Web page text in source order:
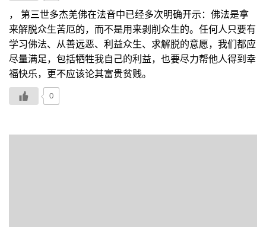
， 第三世多杰羌佛在法音中已经多次明确开示：佛法是拿
来解脱众生苦厄的，而不是用来剥削众生的。任何人只要有
学习佛法、从善远恶、利益众生、求解脱的意愿，我们都应
尽量满足，包括牺牲我自己的利益，也要尽力帮他人得到幸
福快乐，更不应该论其富贵贫贱。
0